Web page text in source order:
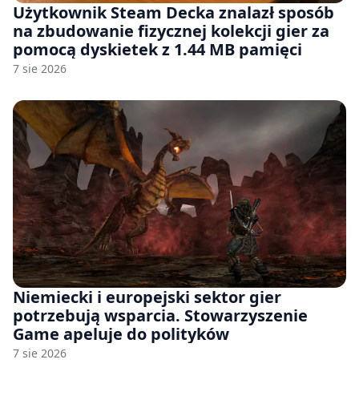
Użytkownik Steam Decka znalazł sposób
na zbudowanie fizycznej kolekcji gier za
pomocą dyskietek z 1.44 MB pamięci
7 sie 2026
Niemiecki i europejski sektor gier
potrzebują wsparcia. Stowarzyszenie
Game apeluje do polityków
7 sie 2026